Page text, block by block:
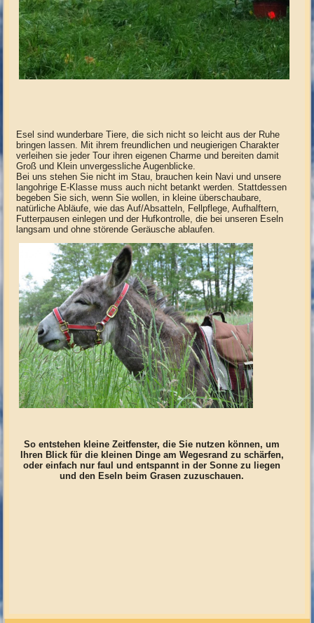
Esel sind wunderbare Tiere, die sich nicht so leicht aus der Ruhe
bringen lassen. Mit ihrem freundlichen und neugierigen Charakter
verleihen sie jeder Tour ihren eigenen Charme und bereiten damit
Groß und Klein unvergessliche Augenblicke.
Bei uns stehen Sie nicht im Stau, brauchen kein Navi und unsere
langohrige E-Klasse muss auch nicht betankt werden. Stattdessen
begeben Sie sich, wenn Sie wollen, in kleine überschaubare,
natürliche Abläufe, wie das Auf/Absatteln, Fellpflege, Aufhalftern,
Futterpausen einlegen und der Hufkontrolle, die bei unseren Eseln
langsam und ohne störende Geräusche ablaufen.
So entstehen kleine Zeitfenster, die Sie nutzen können, um
Ihren Blick für die kleinen Dinge am Wegesrand zu schärfen,
oder einfach nur faul und entspannt in der Sonne zu liegen
und den Eseln beim Grasen zuzuschauen.